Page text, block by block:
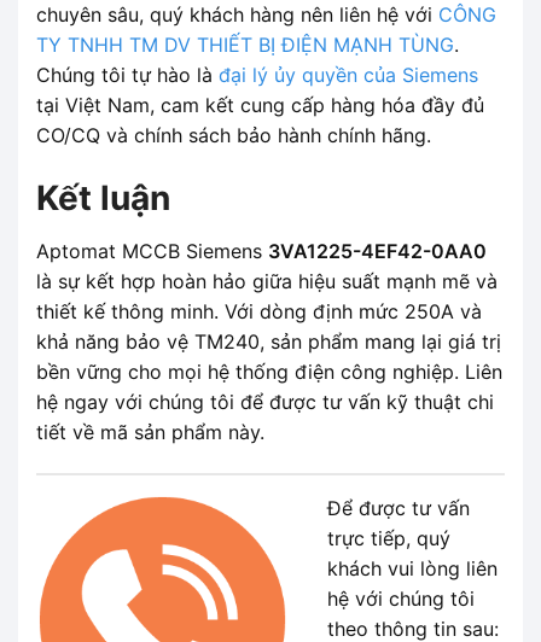
chuyên sâu, quý khách hàng nên liên hệ với CÔNG
TY TNHH TM DV THIẾT BỊ ĐIỆN MẠNH TÙNG.
Chúng tôi tự hào là đại lý ủy quyền của Siemens
tại Việt Nam, cam kết cung cấp hàng hóa đầy đủ
CO/CQ và chính sách bảo hành chính hãng.
Kết luận
Aptomat MCCB Siemens 3VA1225-4EF42-0AA0
là sự kết hợp hoàn hảo giữa hiệu suất mạnh mẽ và
thiết kế thông minh. Với dòng định mức 250A và
khả năng bảo vệ TM240, sản phẩm mang lại giá trị
bền vững cho mọi hệ thống điện công nghiệp. Liên
hệ ngay với chúng tôi để được tư vấn kỹ thuật chi
tiết về mã sản phẩm này.
Để được tư vấn
trực tiếp, quý
khách vui lòng liên
hệ với chúng tôi
theo thông tin sau: